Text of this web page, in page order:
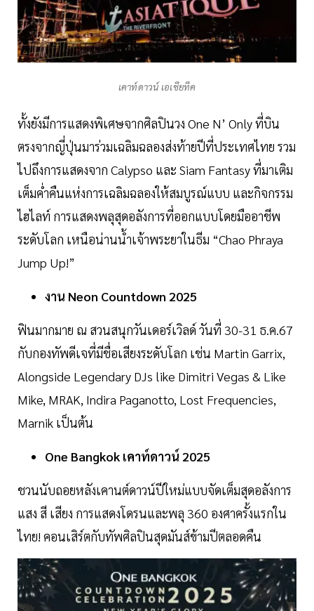
เคาท์ดาวน์ เอเชียทีค
ทั้งยังมีการแสดงพิเศษจากศิลปินวง One N’ Only ที่บิน
ตรงจากญี่ปุ่นมาร่วมเฉลิมฉลองส่งท้ายปีที่ประเทศไทย รวม
ไปถึงการแสดงจาก Calypso และ Siam Fantasy ที่มาเติม
เต็มค่ำคืนแห่งการเฉลิมฉลองให้สมบูรณ์แบบ และกิจกรรม
ไฮไลท์ การแสดงพลุสุดอลังการที่ออกแบบโดยมืออาชีพ
ระดับโลก เหนือน่านน้ำเจ้าพระยาในธีม “Chao Phraya
Jump Up!”
งาน Neon Countdown 2025
ฟินมากมาย ณ สวนสนุกวันเดอร์เวิลด์ วันที่ 30-31 ธ.ค.67
กับกองทัพดีเจที่มีชื่อเสียงระดับโลก เช่น Martin Garrix,
Alongside Legendary DJs like Dimitri Vegas & Like
Mike, MRAK, Indira Paganotto, Lost Frequencies,
Marnik เป็นต้น
One Bangkok เคาท์ดาวน์ 2025
ชวนนับถอยหลังเคานต์ดาวน์ปีใหม่แบบจัดเต็มสุดอลังการ
แสง สี เสียง การแสดงโดรนและพลุ 360 องศาครั้งแรกใน
ไทย! คอนเสิร์ตกับทัพศิลปินสุดมันส์ข้ามปีตลอดคืน